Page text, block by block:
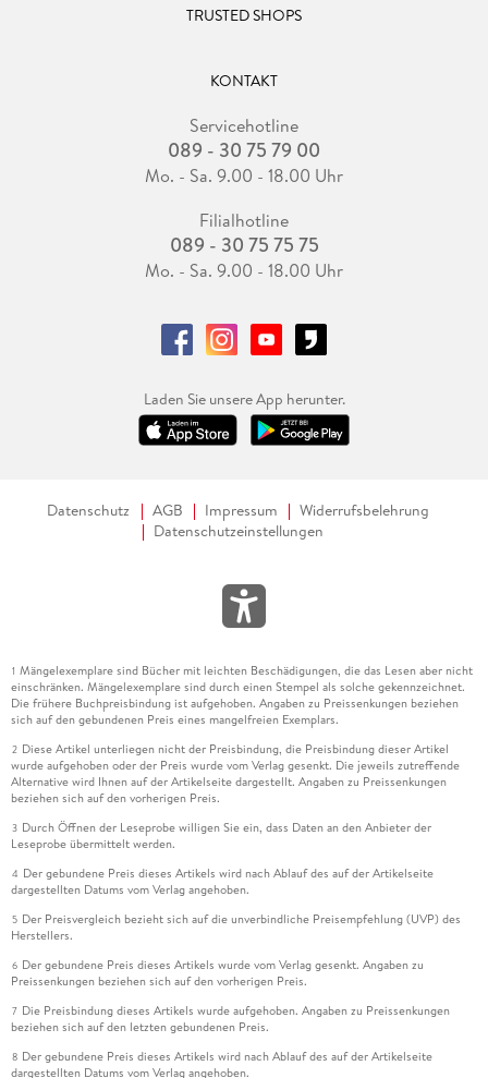
TRUSTED SHOPS
KONTAKT
Servicehotline
089 - 30 75 79 00
Mo. - Sa. 9.00 - 18.00 Uhr
Filialhotline
089 - 30 75 75 75
Mo. - Sa. 9.00 - 18.00 Uhr
Laden Sie unsere App herunter.
Datenschutz AGB Impressum
Widerrufsbelehrung
Datenschutzeinstellungen
1 Mängelexemplare sind Bücher mit leichten Beschädigungen, die das Lesen aber nicht
einschränken. Mängelexemplare sind durch einen Stempel als solche gekennzeichnet.
Die frühere Buchpreisbindung ist aufgehoben. Angaben zu Preissenkungen beziehen
sich auf den gebundenen Preis eines mangelfreien Exemplars.
2 Diese Artikel unterliegen nicht der Preisbindung, die Preisbindung dieser Artikel
wurde aufgehoben oder der Preis wurde vom Verlag gesenkt. Die jeweils zutreffende
Alternative wird Ihnen auf der Artikelseite dargestellt. Angaben zu Preissenkungen
beziehen sich auf den vorherigen Preis.
3 Durch Öffnen der Leseprobe willigen Sie ein, dass Daten an den Anbieter der
Leseprobe übermittelt werden.
4 Der gebundene Preis dieses Artikels wird nach Ablauf des auf der Artikelseite
dargestellten Datums vom Verlag angehoben.
5 Der Preisvergleich bezieht sich auf die unverbindliche Preisempfehlung (UVP) des
Herstellers.
6 Der gebundene Preis dieses Artikels wurde vom Verlag gesenkt. Angaben zu
Preissenkungen beziehen sich auf den vorherigen Preis.
7 Die Preisbindung dieses Artikels wurde aufgehoben. Angaben zu Preissenkungen
beziehen sich auf den letzten gebundenen Preis.
8 Der gebundene Preis dieses Artikels wird nach Ablauf des auf der Artikelseite
dargestellten Datums vom Verlag angehoben.